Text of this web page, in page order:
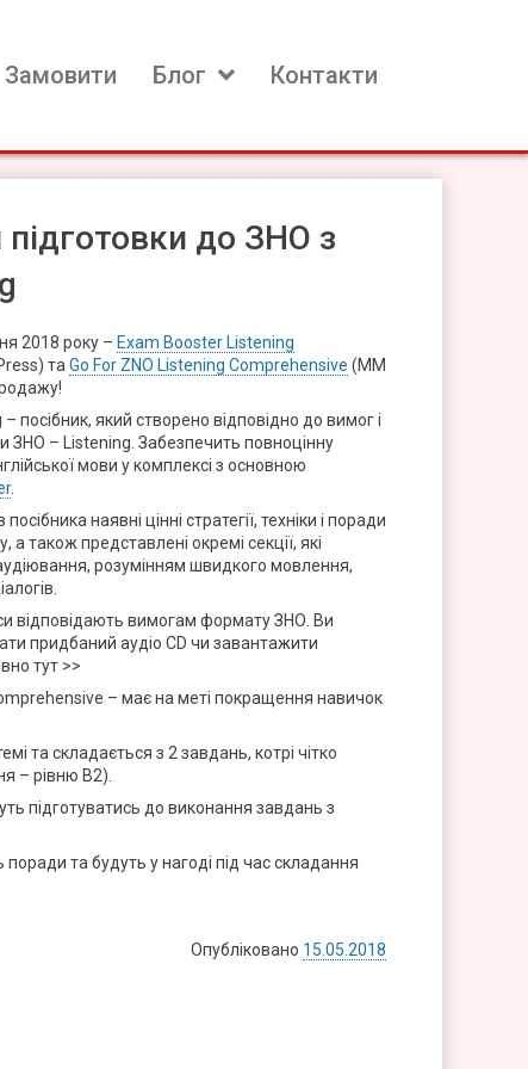
Замовити Блог Контакти
до ЗНО з
2018 року – Exam Booster Listening
та Go For ZNO Listening Comprehensive (MM
посібник, який створено відповідно до вимог і
ЗНО – Listening. Забезпечить повноцінну
мови у комплексі з основною
.
наявні цінні стратегії, техніки і поради
а також представлені окремі секції, які
розумінням швидкого мовлення,
відповідають вимогам формату ЗНО. Ви
придбаний аудіо CD чи завантажити
тут >>
– має на меті покращення навичок
та складається з 2 завдань, котрі чітко
– рівню B2).
підготуватись до виконання завдань з
та будуть у нагоді під час складання
Опубліковано 15.05.2018